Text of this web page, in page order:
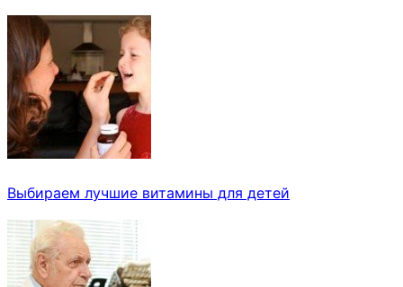
Выбираем лучшие витамины для детей